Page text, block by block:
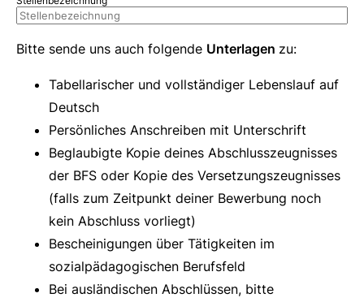
Bitte sende uns auch folgende Unterlagen zu:
Tabellarischer und vollständiger Lebenslauf auf
Deutsch
Persönliches Anschreiben mit Unterschrift
Beglaubigte Kopie deines Abschlusszeugnisses
der BFS oder Kopie des Versetzungszeugnisses
(falls zum Zeitpunkt deiner Bewerbung noch
kein Abschluss vorliegt)
Bescheinigungen über Tätigkeiten im
sozialpädagogischen Berufsfeld
Bei ausländischen Abschlüssen, bitte